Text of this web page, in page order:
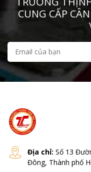
CUNG CẤP
Địa chỉ: Số 13
Đông, Thành phố